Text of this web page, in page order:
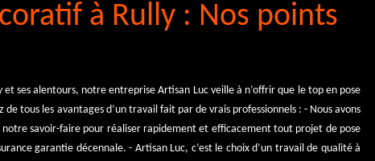
à Rully : Nos points
ses alentours, notre entreprise Artisan Luc veille à n’offrir que le top en pose
tous les avantages d’un travail fait par de vrais professionnels : - Nous avons
savoir-faire pour réaliser rapidement et efficacement tout projet de pose
garantie décennale. - Artisan Luc, c’est le choix d’un travail de qualité à